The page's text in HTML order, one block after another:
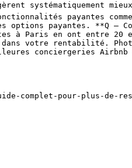
systématiquement mieux
payantes
payantes. **Q —
à Paris en ont entre
dans votre rentabilité.
conciergeries Airbnb